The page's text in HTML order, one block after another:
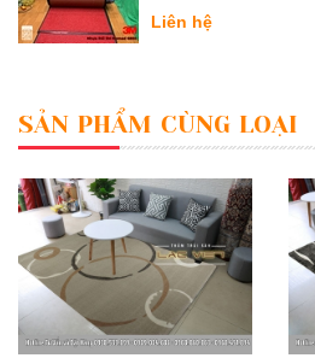
Liên hệ
SẢN PHẨM CÙNG LOẠI